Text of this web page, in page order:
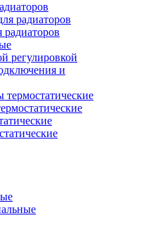
регулировкой
и